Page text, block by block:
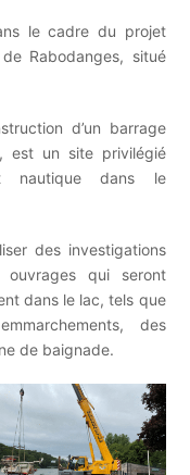
le cadre du projet
Rabodanges, situé
d’un barrage
est un site privilégié
nautique dans le
des investigations
qui seront
dans le lac, tels que
des
de baignade.